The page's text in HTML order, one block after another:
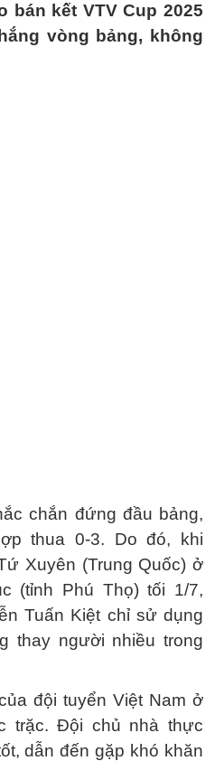
bán kết VTV Cup 2025
vòng bảng, không
chắn đứng đầu bảng,
thua 0-3. Do đó, khi
Xuyên (Trung Quốc) ở
(tỉnh Phú Thọ) tối 1/7,
Tuấn Kiệt chỉ sử dụng
thay người nhiều trong
đội tuyển Việt Nam ở
trặc. Đội chủ nhà thực
dẫn đến gặp khó khăn